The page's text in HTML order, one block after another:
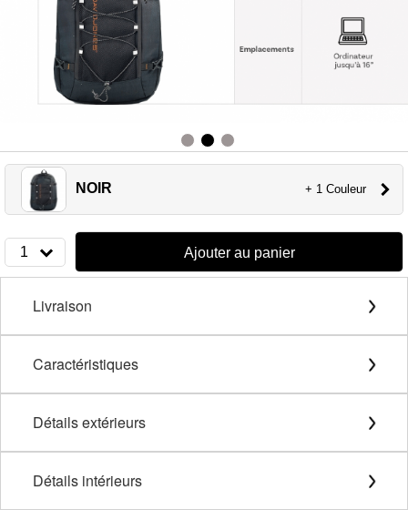
NOIR + 1 Couleur
1 Ajouter au panier
Livraison
Caractéristiques
Détails extérieurs
Détails intérieurs